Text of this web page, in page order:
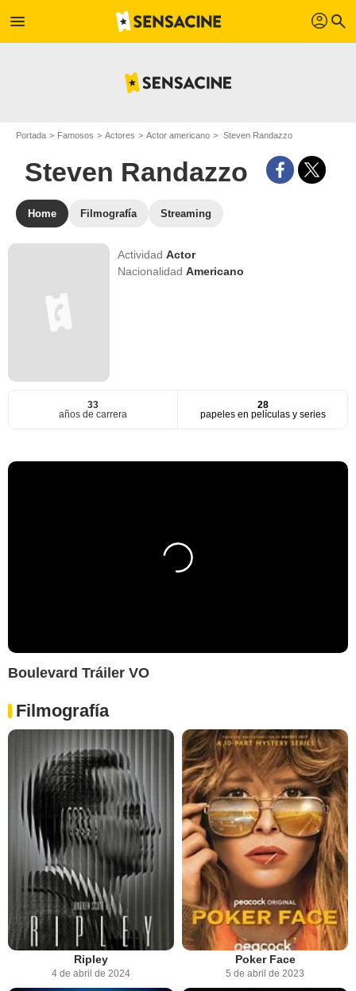
menu profil search
Portada Famosos Actores Actor americano Steven Randazzo
Steven Randazzo
Home Filmografía Streaming
ActividadActor
NacionalidadAmericano
33
años de carrera
28
papeles en películas y series
Boulevard Tráiler VO
Filmografía
Ripley
4 de abril de 2024
Poker Face
5 de abril de 2023